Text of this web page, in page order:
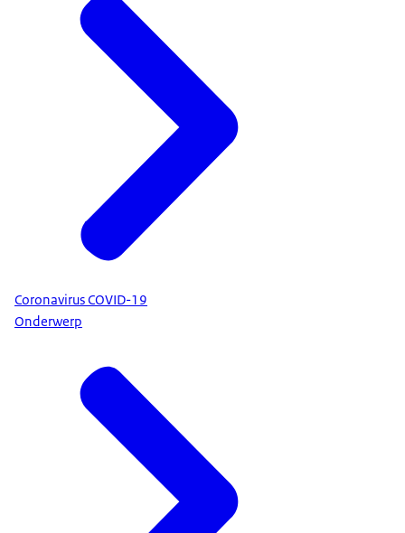
Coronavirus COVID-19
Onderwerp